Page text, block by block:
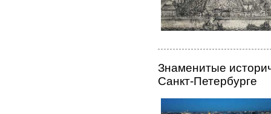
Знаменитые
Санкт-Петербурге